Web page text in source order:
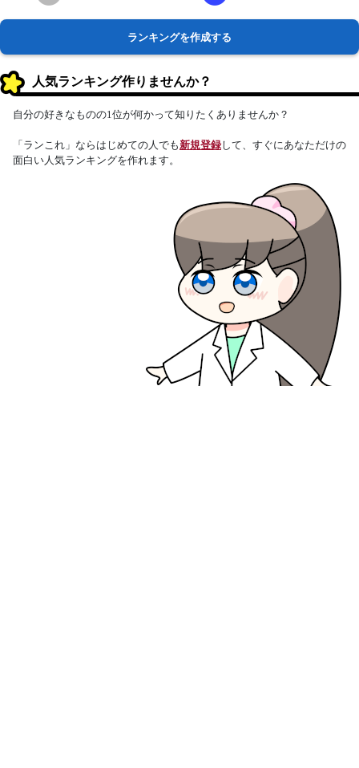
ランキングを作成する
人気ランキング作りませんか？
自分の好きなものの1位が何かって知りたくありませんか？
「ランこれ」ならはじめての人でも新規登録して、すぐにあなただけの
面白い人気ランキングを作れます。